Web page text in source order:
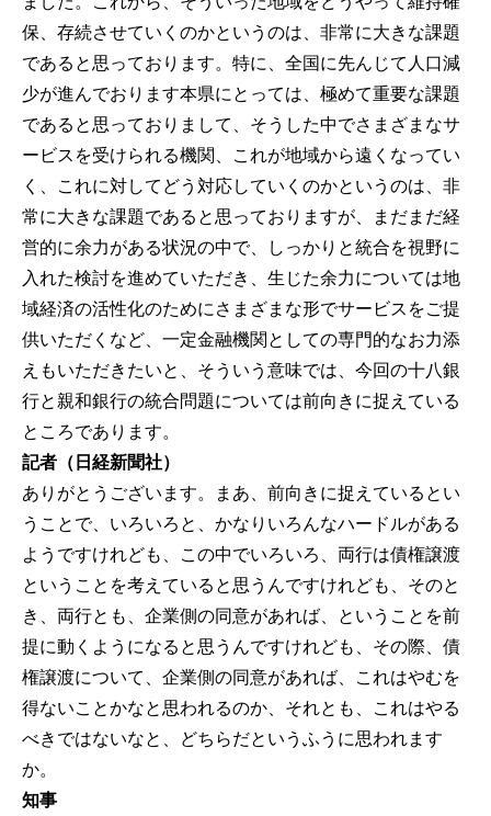
保、存続させていくのかというのは、非常に大きな課題
であると思っております。特に、全国に先んじて人口減
少が進んでおります本県にとっては、極めて重要な課題
であると思っておりまして、そうした中でさまざまなサ
ービスを受けられる機関、これが地域から遠くなってい
く、これに対してどう対応していくのかというのは、非
常に大きな課題であると思っておりますが、まだまだ経
営的に余力がある状況の中で、しっかりと統合を視野に
入れた検討を進めていただき、生じた余力については地
域経済の活性化のためにさまざまな形でサービスをご提
供いただくなど、一定金融機関としての専門的なお力添
えもいただきたいと、そういう意味では、今回の十八銀
行と親和銀行の統合問題については前向きに捉えている
ところであります。
記者（日経新聞社）
ありがとうございます。まあ、前向きに捉えているとい
うことで、いろいろと、かなりいろんなハードルがある
ようですけれども、この中でいろいろ、両行は債権譲渡
ということを考えていると思うんですけれども、そのと
き、両行とも、企業側の同意があれば、ということを前
提に動くようになると思うんですけれども、その際、債
権譲渡について、企業側の同意があれば、これはやむを
得ないことかなと思われるのか、それとも、これはやる
べきではないなと、どちらだというふうに思われます
か。
知事